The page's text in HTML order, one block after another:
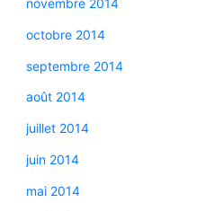
novembre 2014
octobre 2014
septembre 2014
août 2014
juillet 2014
juin 2014
mai 2014